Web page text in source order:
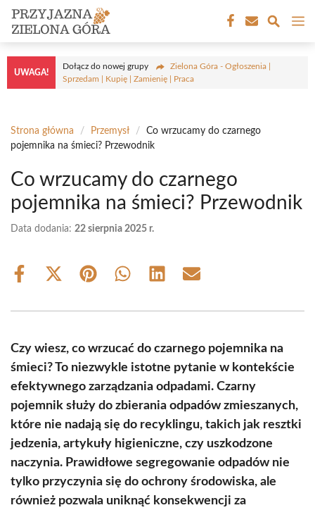
Przejdź
treści
UWAGA!
Dołącz do nowej grupy
Zielona Góra - Ogłoszenia |
Sprzedam | Kupię | Zamienię | Praca
Strona główna / Przemysł /
Co wrzucamy do czarnego
pojemnika na śmieci? Przewodnik
Co wrzucamy do czarnego
pojemnika na śmieci? Przewodnik
Data dodania: 22 sierpnia 2025 r.
Share
Share
(Twitter)
Share Share Share Share
Czy wiesz, co wrzucać do czarnego pojemnika na
śmieci? To niezwykle istotne pytanie w kontekście
efektywnego zarządzania odpadami. Czarny
pojemnik służy do zbierania odpadów zmieszanych,
które nie nadają się do recyklingu, takich jak resztki
jedzenia, artykuły higieniczne, czy uszkodzone
naczynia. Prawidłowe segregowanie odpadów nie
tylko przyczynia się do ochrony środowiska, ale
również pozwala uniknąć konsekwencji za